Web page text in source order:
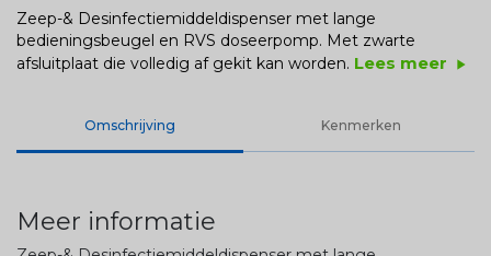
Zeep-& Desinfectiemiddeldispenser met lange
bedieningsbeugel en RVS doseerpomp. Met zwarte
afsluitplaat die volledig af gekit kan worden. Lees meer play_arrow
Omschrijving Kenmerken
Meer informatie